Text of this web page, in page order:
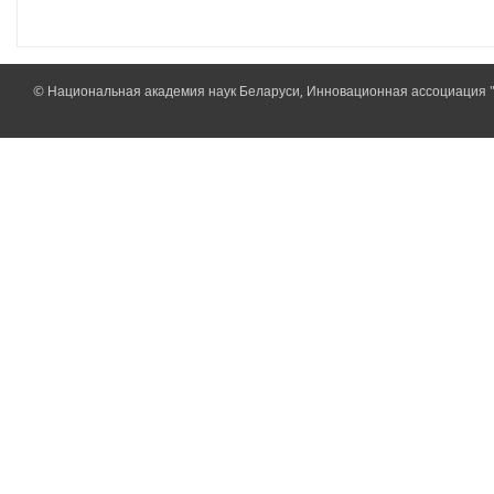
© Национальная академия наук Беларуси, Инновационная ассоциация